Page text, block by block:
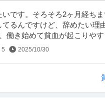
です。そろそろ2ヶ月経ち
るんですけど、辞めたい理
働き始めて貧血が起こりやす
5 2025/10/30